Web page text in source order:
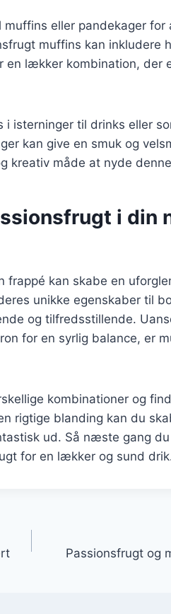
eller pandekager for
muffins kan inkludere
en lækker kombination, der
isterninger til drinks eller
kan give en smuk og
kreativ måde at nyde
i din
kan skabe en
unikke egenskaber til
og tilfredsstillende.
for en syrlig balance, er
kombinationer og
rigtige blanding kan du
ud. Så næste gang
for en lækker og sund
Passionsfrugt og